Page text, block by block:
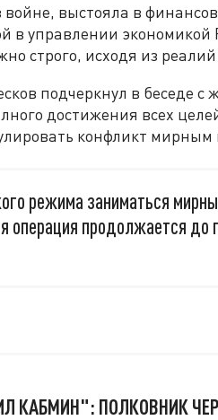
выстояла в
управлении экономикой
строго, исходя из
подчеркнул в беседе с
достижения всех
конфликт мирным
режима заниматься
операция продолжается до
КАБМИН": ПОЛКОВНИК